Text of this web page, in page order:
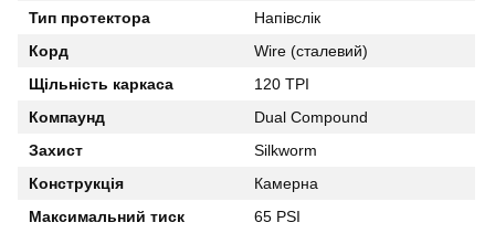
Тип протектора
Напівслік
Корд
Wire (сталевий)
Щільність каркаса
120 TPI
Компаунд
Dual Compound
Захист
Silkworm
Конструкція
Камерна
Максимальний тиск
65 PSI